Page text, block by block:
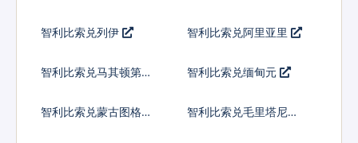
智利比索兑列伊 智利比索兑阿里亚里
智利比索兑马其顿第纳
智利比索兑缅甸元
智利比索兑蒙古图格里
智利比索兑毛里塔尼亚